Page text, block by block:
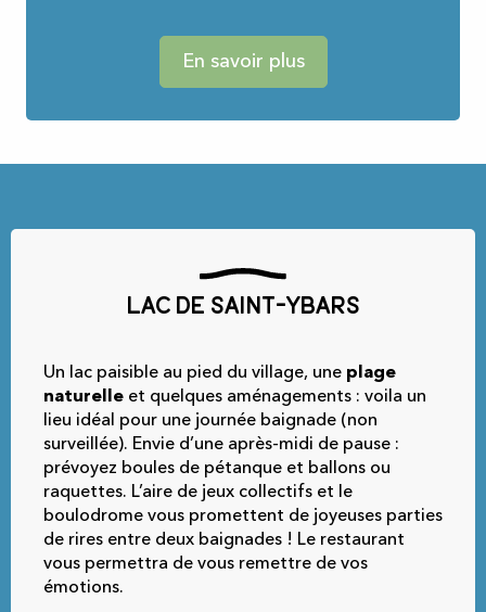
En savoir plus
Lac de Saint-Ybars
Un lac paisible au pied du village, une plage
naturelle et quelques aménagements : voila un
lieu idéal pour une journée baignade (non
surveillée). Envie d’une après-midi de pause :
prévoyez boules de pétanque et ballons ou
raquettes. L’aire de jeux collectifs et le
boulodrome vous promettent de joyeuses parties
de rires entre deux baignades ! Le restaurant
vous permettra de vous remettre de vos
émotions.